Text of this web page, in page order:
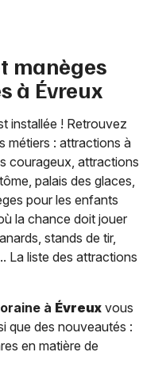
manèges
à Évreux
installée ! Retrouvez
métiers : attractions à
courageux, attractions
palais des glaces,
pour les enfants
la chance doit jouer
stands de tir,
La liste des attractions
à Évreux vous
que des nouveautés :
en matière de